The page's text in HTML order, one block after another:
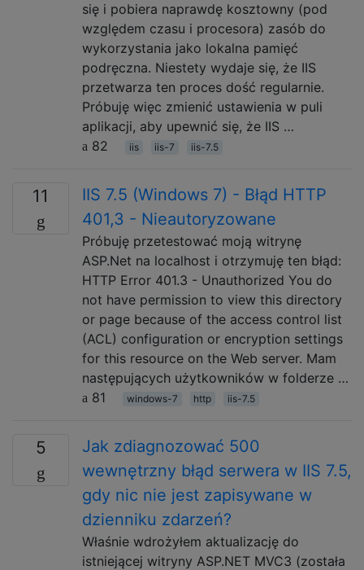
się i pobiera naprawdę kosztowny (pod
względem czasu i procesora) zasób do
wykorzystania jako lokalna pamięć
podręczna. Niestety wydaje się, że IIS
przetwarza ten proces dość regularnie.
Próbuję więc zmienić ustawienia w puli
aplikacji, aby upewnić się, że IIS …
82
iis iis-7 iis-7.5
11
IIS 7.5 (Windows 7) - Błąd HTTP
401,3 - Nieautoryzowane
Próbuję przetestować moją witrynę
ASP.Net na localhost i otrzymuję ten błąd:
HTTP Error 401.3 - Unauthorized You do
not have permission to view this directory
or page because of the access control list
(ACL) configuration or encryption settings
for this resource on the Web server. Mam
następujących użytkowników w folderze …
81
windows-7 http iis-7.5
5
Jak zdiagnozować 500
wewnętrzny błąd serwera w IIS 7.5,
gdy nic nie jest zapisywane w
dzienniku zdarzeń?
Właśnie wdrożyłem aktualizację do
istniejącej witryny ASP.NET MVC3 (została